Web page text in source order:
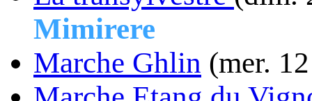
Mimirere
Marche Ghlin (mer.